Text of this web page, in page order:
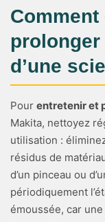
prolonger
d’une
Pour entretenir et
Makita, nettoyez
utilisation :
résidus de
d’un pinceau ou
périodiquement
émoussée, car